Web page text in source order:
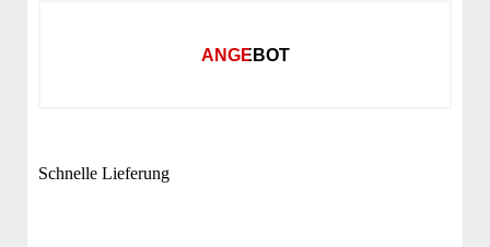
ANGEBOT
Schnelle Lieferung